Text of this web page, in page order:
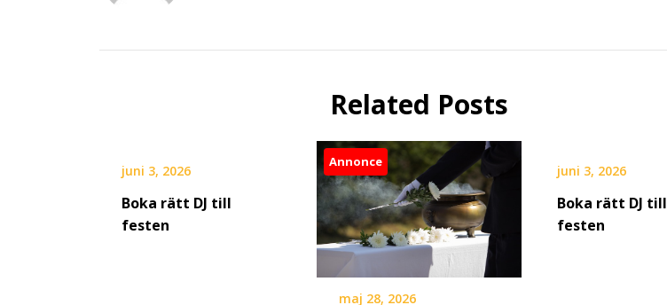
Related Posts
juni 3, 2026
Boka rätt DJ till
festen
Annonce
maj 28, 2026
juni 3, 2026
Boka rätt DJ till
festen